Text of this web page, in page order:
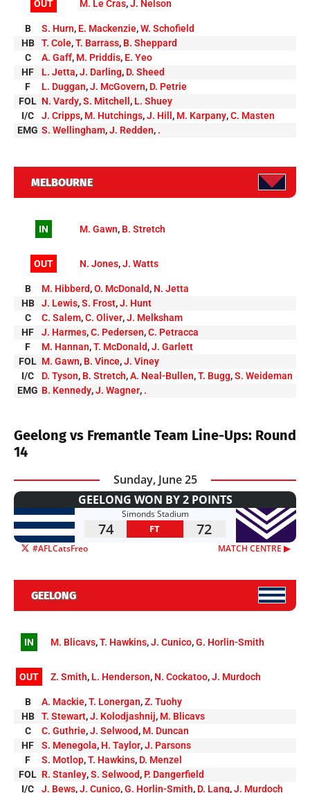
OUT M. Le Cras,J. Nelson
B S. Hurn, E. Mackenzie,W. Schofield
HB
T. Cole,T. Barrass, B. Sheppard
C
A. Gaff, M. Priddis, E. Yeo
HF
L. Jetta,J. Darling, D. Sheed
F
L. Duggan,J. McGovern, D. Petrie
FOL N. Vardy,S. Mitchell , L. Shuey
I/C
J. Cripps, M. Hutchings,J. Hill , M. Karpany,C. Masten
EMG S. Wellingham,J. Redden, .
MELBOURNE
IN M. Gawn, B. Stretch
OUT N. Jones,J. Watts
B M. Hibberd,O. McDonald, N. Jetta
HB
J. Lewis,S. Frost,J. Hunt
C
C. Salem,C. Oliver,J. Melksham
HF
J. Harmes,C. Pedersen,C. Petracca
F
M. Hannan,T. McDonald,J. Garlett
FOL M. Gawn, B. Vince,J. Viney
I/C
D. Tyson, B. Stretch,A. Neal-Bullen,T. Bugg,S. Weideman
EMG B. Kennedy,J. Wagner, .
Geelong vs Fremantle Team Line-Ups: Round
14
Sunday, June 25
GEELONG WON BY 2 POINTS
Simonds Stadium
74 FT 72
#AFLCatsFreo MATCH CENTRE ▶︎
GEELONG
IN M. Blicavs,T. Hawkins,J. Cunico,G. Horlin-Smith
OUT Z. Smith, L. Henderson, N. Cockatoo,J. Murdoch
B A. Mackie,T. Lonergan,Z. Tuohy
HB
T. Stewart,J. Kolodjashnij, M. Blicavs
C
C. Guthrie,J. Selwood, M. Duncan
HF
S. Menegola, H. Taylor,J. Parsons
F
S. Motlop,T. Hawkins, D. Menzel
FOL R. Stanley,S. Selwood, P. Dangerfield
I/C
J. Bews,J. Cunico,G. Horlin-Smith, D. Lang,J. Murdoch